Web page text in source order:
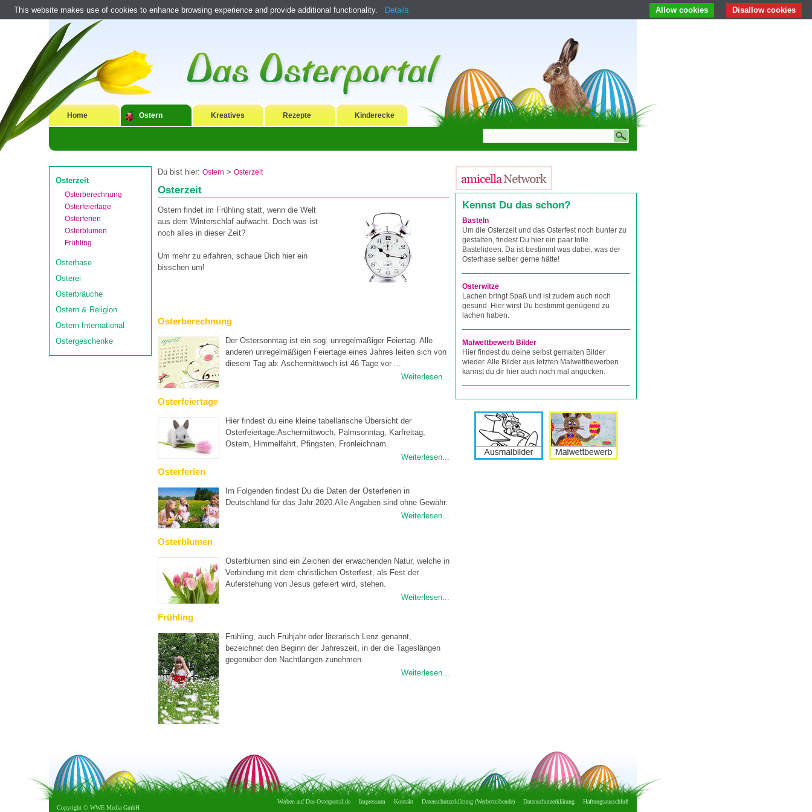
Home Ostern Kreatives Rezepte Kinderecke
Osterzeit
Osterberechnung
Osterfeiertage
Osterferien
Osterblumen
Frühling
Osterhase
Osterei
Osterbräuche
Ostern & Religion
Ostern International
Ostergeschenke
Du bist hier: Ostern > Osterzeit
Osterzeit
Ostern findet im Frühling statt, wenn die Welt
aus dem Winterschlaf aufwacht. Doch was ist
noch alles in dieser Zeit?
Um mehr zu erfahren, schaue Dich hier ein
bisschen um!
Osterberechnung
Der Ostersonntag ist ein sog. unregelmäßiger Feiertag. Alle
anderen unregelmäßigen Feiertage eines Jahres leiten sich von
diesem Tag ab: Aschermittwoch ist 46 Tage vor ...
Weiterlesen...
Osterfeiertage
Hier findest du eine kleine tabellarische Übersicht der
Osterfeiertage:Aschermittwoch, Palmsonntag, Karfreitag,
Ostern, Himmelfahrt, Pfingsten, Fronleichnam.
Weiterlesen...
Osterferien
Im Folgenden findest Du die Daten der Osterferien in
Deutschland für das Jahr 2020.Alle Angaben sind ohne Gewähr.
Weiterlesen...
Osterblumen
Osterblumen sind ein Zeichen der erwachenden Natur, welche in
Verbindung mit dem christlichen Osterfest, als Fest der
Auferstehung von Jesus gefeiert wird, stehen.
Weiterlesen...
Frühling
Frühling, auch Frühjahr oder literarisch Lenz genannt,
bezeichnet den Beginn der Jahreszeit, in der die Tageslängen
gegenüber den Nachtlängen zunehmen.
Weiterlesen...
Kennst Du das schon?
Basteln
Um die Osterzeit und das Osterfest noch bunter zu
gestalten, findest Du hier ein paar tolle
Bastelideen. Da ist bestimmt was dabei, was der
Osterhase selber gerne hätte!
Osterwitze
Lachen bringt Spaß und ist zudem auch noch
gesund. Hier wirst Du bestimmt genügend zu
lachen haben.
Malwettbewerb Bilder
Hier findest du deine selbst gemalten Bilder
wieder. Alle Bilder aus letzten Malwettbewerben
kannst du dir hier auch noch mal angucken.
Copyright © WWE Media GmbH
Haftungsausschluß
Datenschutzerklärung
Datenschutzerklärung (Werbetreibende)
Kontakt
Impressum
Werben auf Das-Osterportal.de
This website makes use of cookies to enhance browsing experience and provide additional functionality. Details Disallow cookies
Allow cookies